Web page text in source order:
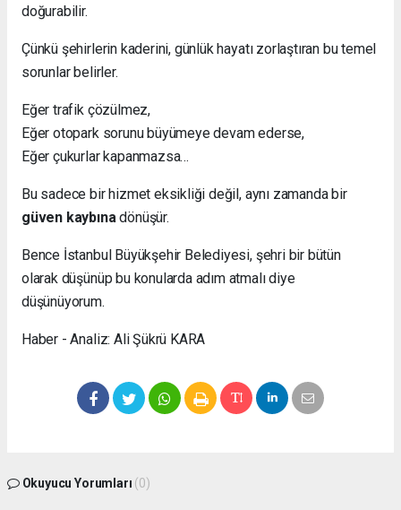
doğurabilir.
Çünkü şehirlerin kaderini, günlük hayatı zorlaştıran bu temel
sorunlar belirler.
Eğer trafik çözülmez,
Eğer otopark sorunu büyümeye devam ederse,
Eğer çukurlar kapanmazsa…
Bu sadece bir hizmet eksikliği değil, aynı zamanda bir
güven kaybına dönüşür.
Bence İstanbul Büyükşehir Belediyesi, şehri bir bütün
olarak düşünüp bu konularda adım atmalı diye
düşünüyorum.
Haber - Analiz: Ali Şükrü KARA
Okuyucu Yorumları (0)